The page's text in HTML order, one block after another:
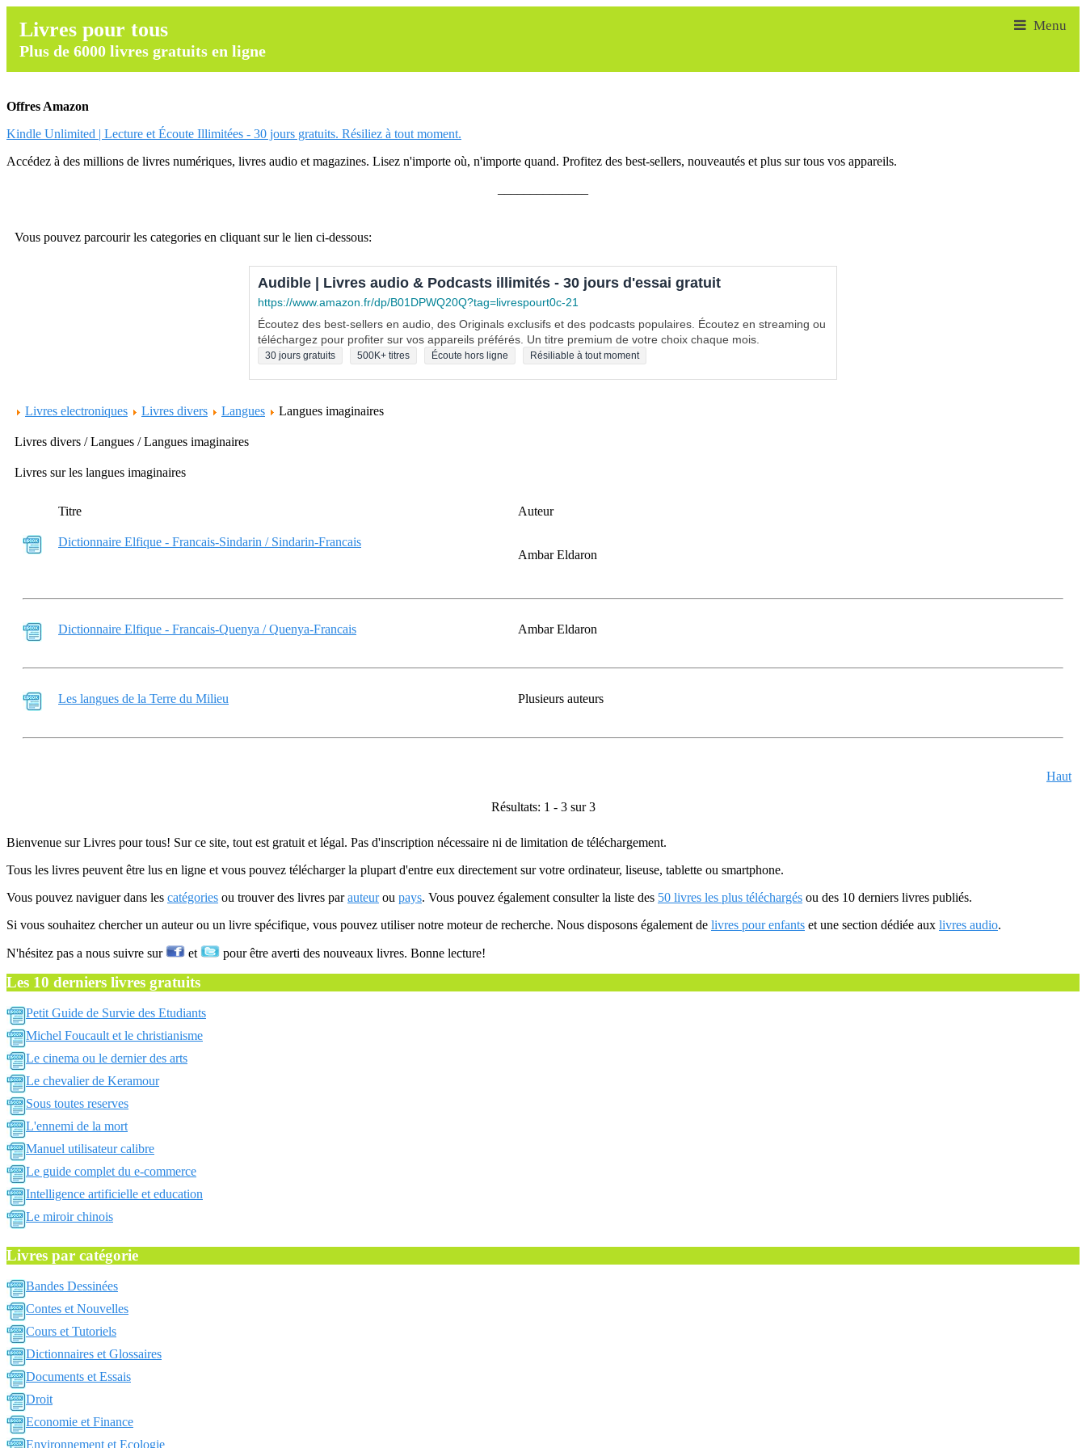
Livres pour tous
Plus de 6000 livres gratuits en ligne
Offres Amazon
Kindle Unlimited | Lecture et Écoute Illimitées - 30 jours gratuits. Résiliez à tout moment.
Accédez à des millions de livres numériques, livres audio et magazines. Lisez n'importe où, n'importe quand. Profitez des best-sellers, nouveautés et plus sur tous vos appareils.
Vous pouvez parcourir les categories en cliquant sur le lien ci-dessous:
Audible | Livres audio & Podcasts illimités - 30 jours d'essai gratuit
https://www.amazon.fr/dp/B01DPWQ20Q?tag=livrespourt0c-21
Écoutez des best-sellers en audio, des Originals exclusifs et des podcasts populaires. Écoutez en streaming ou
téléchargez pour profiter sur vos appareils préférés. Un titre premium de votre choix chaque mois.
30 jours gratuits 500K+ titres Écoute hors ligne Résiliable à tout moment
Livres electroniques Livres divers Langues Langues imaginaires
Livres divers / Langues / Langues imaginaires
Livres sur les langues imaginaires
Titre Auteur
Dictionnaire Elfique - Francais-Sindarin / Sindarin-Francais
Ambar Eldaron
Dictionnaire Elfique - Francais-Quenya / Quenya-Francais Ambar Eldaron
Les langues de la Terre du Milieu Plusieurs auteurs
Haut
Résultats: 1 - 3 sur 3
Bienvenue sur Livres pour tous! Sur ce site, tout est gratuit et légal. Pas d'inscription nécessaire ni de limitation de téléchargement.
Tous les livres peuvent être lus en ligne et vous pouvez télécharger la plupart d'entre eux directement sur votre ordinateur, liseuse, tablette ou smartphone.
Vous pouvez naviguer dans les catégories ou trouver des livres parauteurou pays. Vous pouvez également consulter la liste des 50 livres les plus téléchargés ou des 10 derniers livres publiés.
Si vous souhaitez chercher un auteur ou un livre spécifique, vous pouvez utiliser notre moteur de recherche. Nous disposons également de livres pour enfants et une section dédiée aux livres audio.
N'hésitez pas a nous suivre sur et pour être averti des nouveaux livres. Bonne lecture!
Les 10 derniers livres gratuits
Petit Guide de Survie des Etudiants
Michel Foucault et le christianisme
Le cinema ou le dernier des arts
Le chevalier de Keramour
Sous toutes reserves
L'ennemi de la mort
Manuel utilisateur calibre
Le guide complet du e-commerce
Intelligence artificielle et education
Le miroir chinois
Livres par catégorie
Bandes Dessinées
Contes et Nouvelles
Cours et Tutoriels
Dictionnaires et Glossaires
Documents et Essais
Droit
Economie et Finance
Environnement et Ecologie